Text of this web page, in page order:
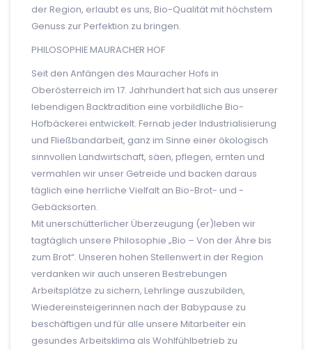
der Region, erlaubt es uns, Bio-Qualität mit höchstem
Genuss zur Perfektion zu bringen.
PHILOSOPHIE MAURACHER HOF
Seit den Anfängen des Mauracher Hofs in
Oberösterreich im 17. Jahrhundert hat sich aus unserer
lebendigen Backtradition eine vorbildliche Bio-
Hofbäckerei entwickelt. Fernab jeder Industrialisierung
und Fließbandarbeit, ganz im Sinne einer ökologisch
sinnvollen Landwirtschaft, säen, pflegen, ernten und
vermahlen wir unser Getreide und backen daraus
täglich eine herrliche Vielfalt an Bio-Brot- und -
Gebäcksorten.
Mit unerschütterlicher Überzeugung (er)leben wir
tagtäglich unsere Philosophie „Bio – Von der Ähre bis
zum Brot“. Unseren hohen Stellenwert in der Region
verdanken wir auch unseren Bestrebungen
Arbeitsplätze zu sichern, Lehrlinge auszubilden,
Wiedereinsteigerinnen nach der Babypause zu
beschäftigen und für alle unsere Mitarbeiter ein
gesundes Arbeitsklima als Wohlfühlbetrieb zu